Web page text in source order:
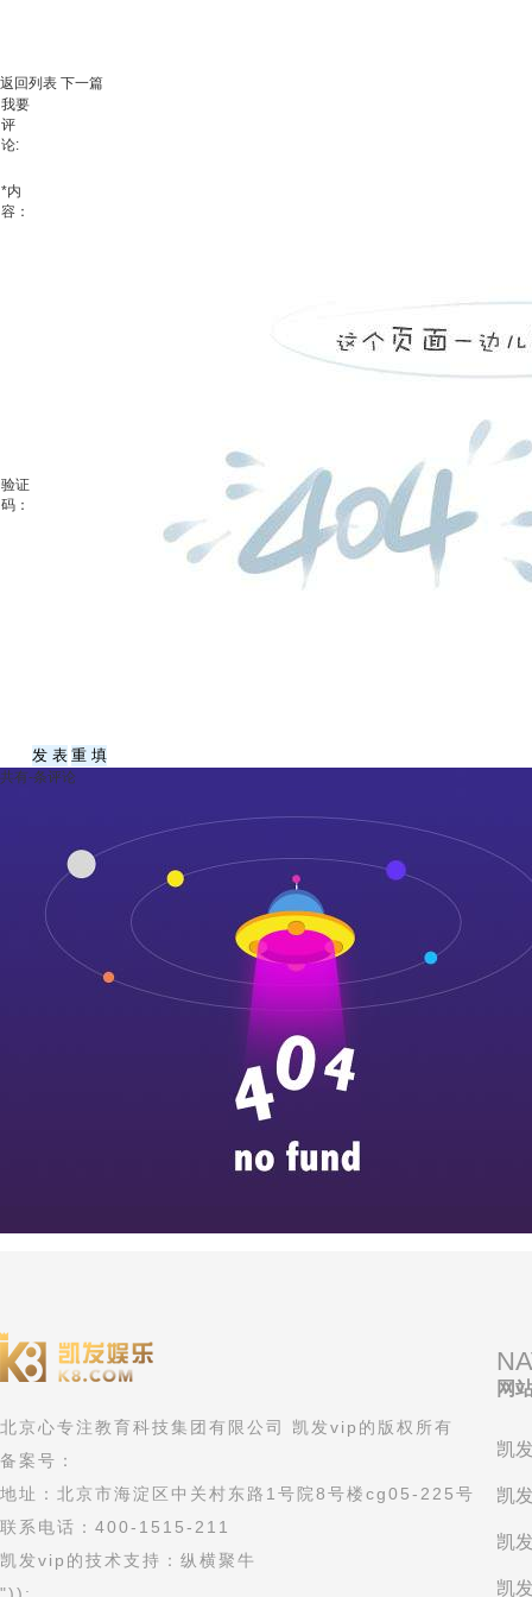
返回列表 下一篇
我要
评
论:
*内
容：
验证
码：
共有-条评论
北京心专注教育科技集团有限公司 凯发vip的版权所有
备案号：
地址：北京市海淀区中关村东路1号院8号楼cg05-225号
联系电话：400-1515-211
凯发vip的技术支持：纵横聚牛
网
凯
凯
凯
凯